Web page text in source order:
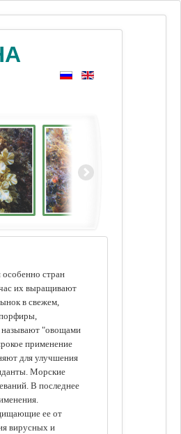
стран
их выращивают
в свежем,
называют "овощами
применение
для улучшения
Морские
В последнее
ее от
вирусных и